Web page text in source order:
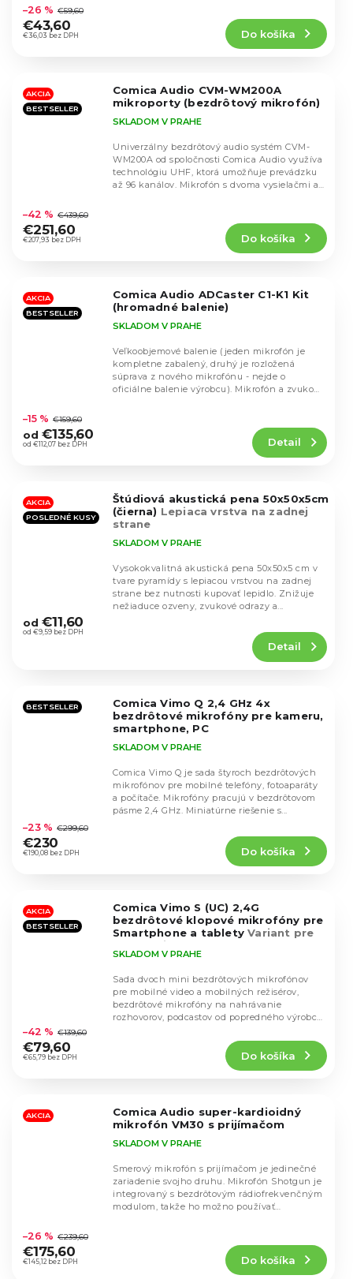
hodnotenie
produktu
je
hviezdičiek.
€36,03 bez DPH
–26 % €59,60
€43,60
Do košíka
AKCIA
BESTSELLER
Comica Audio CVM-WM200A
mikroporty (bezdrôtový mikrofón)
hodnotenie
produktu
je
hviezdičiek.
SKLADOM V PRAHE
€207,93 bez DPH
–42 % €439,60
€251,60
Do košíka
Univerzálny bezdrôtový audio systém CVM-
WM200A od spoločnosti Comica Audio využíva
technológiu UHF, ktorá umožňuje prevádzku
až 96 kanálov. Mikrofón s dvoma vysielačmi a
AKCIA
BESTSELLER
Comica Audio ADCaster C1-K1 Kit
(hromadné balenie)
hodnotenie
produktu
je
hviezdičiek.
SKLADOM V PRAHE
od €112,07 bez DPH
–15 % €159,60
od €135,60 Detail
Veľkoobjemové balenie (jeden mikrofón je
kompletne zabalený, druhý je rozložená
súprava z nového mikrofónu - nejde o
oficiálne balenie výrobcu). Mikrofón a zvuková
AKCIA
POSLEDNÉ KUSY
Štúdiová akustická pena 50x50x5cm
(čierna) Lepiaca vrstva na zadnej
strane
hodnotenie
produktu
hviezdičiek.
SKLADOM V PRAHE
od €9,59 bez DPH
od €11,60
Detail
Vysokokvalitná akustická pena 50x50x5 cm v
tvare pyramídy s lepiacou vrstvou na zadnej
strane bez nutnosti kupovať lepidlo. Znižuje
nežiaduce ozveny, zvukové odrazy a...
BESTSELLER
Comica Vimo Q 2,4 GHz 4x
bezdrôtové mikrofóny pre kameru,
smartphone, PC
hodnotenie
produktu
je
hviezdičiek.
SKLADOM V PRAHE
€190,08 bez DPH
–23 % €299,60
€230
Do košíka
Comica Vimo Q je sada štyroch bezdrôtových
mikrofónov pre mobilné telefóny, fotoaparáty
a počítače. Mikrofóny pracujú v bezdrôtovom
pásme 2,4 GHz. Miniatúrne riešenie s...
AKCIA
BESTSELLER
Comica Vimo S (UC) 2,4G
bezdrôtové klopové mikrofóny pre
Smartphone a tabletyVariant pre
USB-C (čierna)
hodnotenie
produktu
je
hviezdičiek.
SKLADOM V PRAHE
€65,79 bez DPH
–42 % €139,60
€79,60
Do košíka
Sada dvoch mini bezdrôtových mikrofónov
pre mobilné video a mobilných režisérov,
bezdrôtové mikrofóny na nahrávanie
rozhovorov, podcastov od popredného výrobcu
AKCIA
Comica Audio super-kardioidný
mikrofón VM30 s prijímačom
hodnotenie
produktu
je
SKLADOM V PRAHE
€145,12 bez DPH
–26 % €239,60
€175,60
Do košíka
Smerový mikrofón s prijímačom je jedinečné
zariadenie svojho druhu. Mikrofón Shotgun je
integrovaný s bezdrôtovým rádiofrekvenčným
modulom, takže ho možno používať